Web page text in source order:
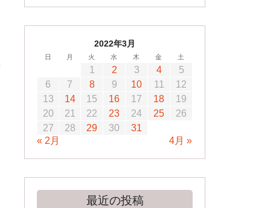
2022年3月
日 月 火 水 木 金 土
1 2 3 4
5
6
7 8 9 10 11
12
13
14 15 16 17 18
19
20
21 22 23 24 25
26
27
28 29 30
31
« 2月
4月 »
最近の投稿